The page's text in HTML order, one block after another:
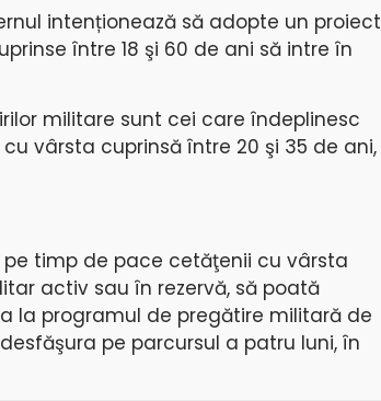
intenționează să adopte un proiect
între 18 şi 60 de ani să intre în
militare sunt cei care îndeplinesc
vârsta cuprinsă între 20 şi 35 de ani,
pe timp de pace cetăţenii cu vârsta
activ sau în rezervă, să poată
la programul de pregătire militară de
pe parcursul a patru luni, în